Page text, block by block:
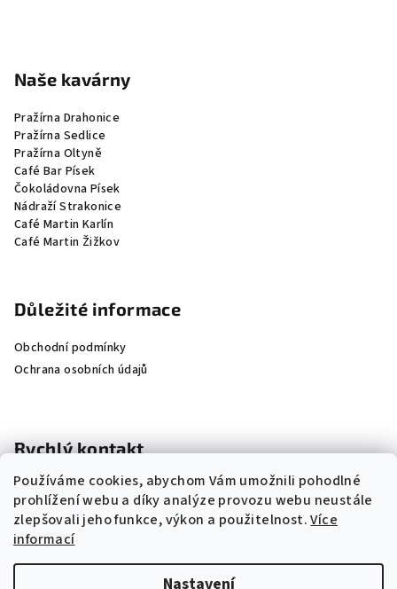
Používáme cookies, abychom Vám umožnili pohodlné
prohlížení webu a díky analýze provozu webu neustále
zlepšovali jeho funkce, výkon a použitelnost.Více
informací
Nastavení
Naše kavárny
Pražírna Drahonice
Pražírna Sedlice
Pražírna Oltyně
Café Bar Písek
Čokoládovna Písek
Nádraží Strakonice
Café Martin Karlín
Café Martin Žižkov
Důležité informace
Obchodní podmínky
Ochrana osobních údajů
Rychlý kontakt
+420 604 209 312
info@prazirnadrahonice.cz